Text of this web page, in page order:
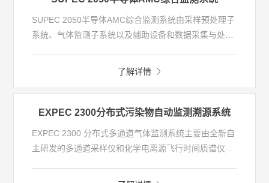
SUPEC 2050半导体AMC综合监测系统由采样预处理子
系统、气体监测子系统以及辅助设备和数据采集与处理
样，并通过管路切换实现不同采样点样气的循环监测。
气体监测子系统由多个分析仪组成，可以根据不同的监
辅助系统由集成机柜和校准单元组成，可以保证整套系
统的正常运行，校准单元可以定期对系统进行校准，保
证监测数据的稳定和准确。
了解详情
EXPEC 2300分布式污染物自动监测溯源系统
EXPEC 2300 分布式多通道气体监测系统主要由全新自
主研发的多通道采样仪和化学电离源飞行时间质谱仪